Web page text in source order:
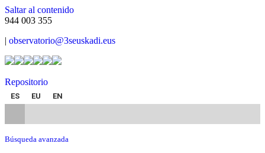
Saltar al contenido
944 003 355
| observatorio@3seuskadi.eus
Repositorio
ES EU EN
Búsqueda avanzada